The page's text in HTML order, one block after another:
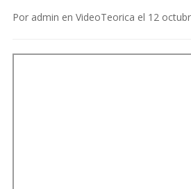
Por admin en VideoTeorica el 12